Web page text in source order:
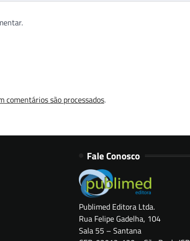
comentários são processados.
Fale Conosco
Publimed Editora Ltda.
Rua Felipe Gadelha, 104
Sala 55 – Santana